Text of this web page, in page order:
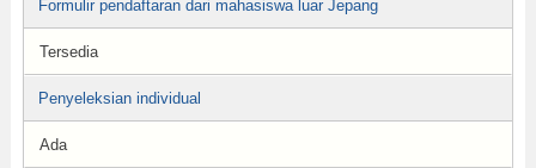
Formulir pendaftaran dari mahasiswa luar Jepang
Tersedia
Penyeleksian individual
Ada